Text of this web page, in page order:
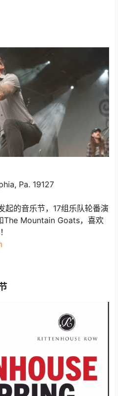
Pa. 19127
起的音乐节，17组乐队轮番演
The Mountain Goats，喜欢